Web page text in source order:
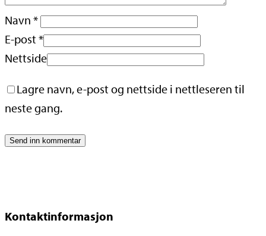
Navn *
E-post*
Nettside
Lagre navn, e-post og nettside i nettleseren til
neste gang.
Kontaktinformasjon